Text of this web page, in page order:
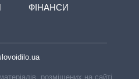
ФІНАНСИ
розміщених на сайті,